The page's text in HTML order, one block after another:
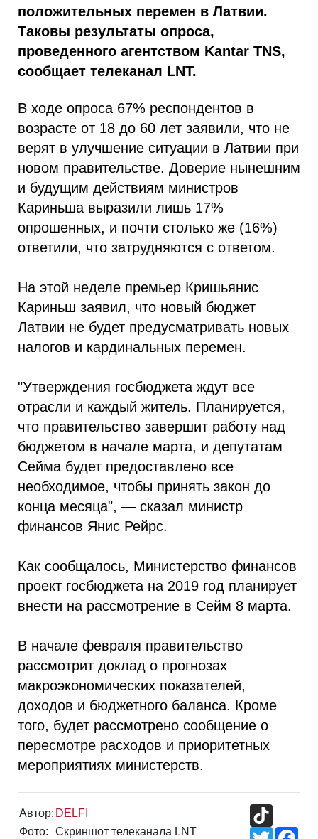
положительных перемен в Латвии.
Таковы результаты опроса,
проведенного агентством Kantar TNS,
сообщает телеканал LNT.
В ходе опроса 67% респондентов в
возрасте от 18 до 60 лет заявили, что не
верят в улучшение ситуации в Латвии при
новом правительстве. Доверие нынешним
и будущим действиям министров
Кариньша выразили лишь 17%
опрошенных, и почти столько же (16%)
ответили, что затрудняются с ответом.
На этой неделе премьер Кришьянис
Кариньш заявил, что новый бюджет
Латвии не будет предусматривать новых
налогов и кардинальных перемен.
"Утверждения госбюджета ждут все
отрасли и каждый житель. Планируется,
что правительство завершит работу над
бюджетом в начале марта, и депутатам
Сейма будет предоставлено все
необходимое, чтобы принять закон до
конца месяца", — сказал министр
финансов Янис Рейрс.
Как сообщалось, Министерство финансов
проект госбюджета на 2019 год планирует
внести на рассмотрение в Сейм 8 марта.
В начале февраля правительство
рассмотрит доклад о прогнозах
макроэкономических показателей,
доходов и бюджетного баланса. Кроме
того, будет рассмотрено сообщение о
пересмотре расходов и приоритетных
мероприятиях министерств.
Автор: DELFI
Фото:
Скриншот телеканала LNT
Twitter